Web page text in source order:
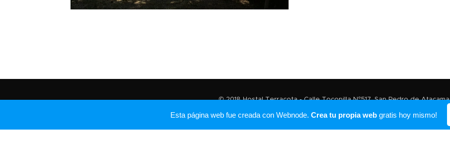
© 2018 Hostal Terracota - Calle Tocopilla N°517, San Pedro de Atacama
Esta página web fue creada con Webnode. Crea tu propia web gratis hoy mismo!